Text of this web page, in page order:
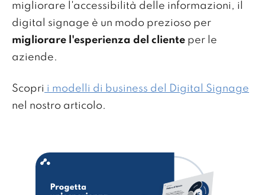
migliorare l'accessibilità delle informazioni, il
digital signage è un modo prezioso per
migliorare l'esperienza del cliente per le
aziende.
Scopri i modelli di business del Digital Signage
nel nostro articolo.